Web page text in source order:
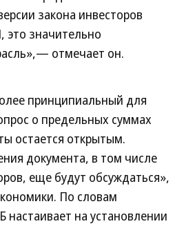
закона инвесторов
значительно
отмечает он.
принципиальный для
о предельных суммах
остается открытым.
документа, в том числе
еще будут обсуждаться»,
По словам
настаивает на установлении